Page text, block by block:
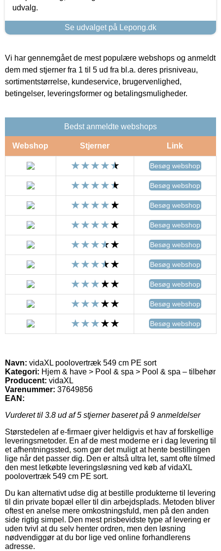
udvalg.
Se udvalget på Lepong.dk
Vi har gennemgået de mest populære webshops og anmeldt
dem med stjerner fra 1 til 5 ud fra bl.a. deres prisniveau,
sortimentstørrelse, kundeservice, brugervenlighed,
betingelser, leveringsformer og betalingsmuligheder.
Bedst anmeldte webshops
Webshop Stjerner Link
Besøg webshop
Besøg webshop
Besøg webshop
Besøg webshop
Besøg webshop
Besøg webshop
Besøg webshop
Besøg webshop
Besøg webshop
Navn: vidaXL poolovertræk 549 cm PE sort
Kategori: Hjem & have > Pool & spa > Pool & spa – tilbehør
Producent: vidaXL
Varenummer: 37649856
EAN:
Vurderet til 3.8 ud af 5 stjerner baseret på 9 anmeldelser
Størstedelen af e-firmaer giver heldigvis et hav af forskellige
leveringsmetoder. En af de mest moderne er i dag levering til
et afhentningssted, som gør det muligt at hente bestillingen
lige når det passer dig. Den er altså ultra let, samt ofte tilmed
den mest letkøbte leveringsløsning ved køb af vidaXL
poolovertræk 549 cm PE sort.
Du kan alternativt udse dig at bestille produkterne til levering
til din private bopæl eller til din arbejdsplads. Metoden bliver
oftest en anelse mere omkostningsfuld, men på den anden
side rigtig simpel. Den mest prisbevidste type af levering er
uden tvivl at du selv henter ordren, men den løsning
nødvendiggør at du bor lige ved online forhandlerens
adresse.